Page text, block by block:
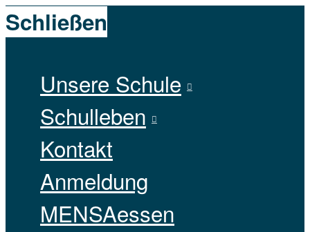
Schließen
Unsere Schule
Schulleben
Kontakt
Anmeldung
MENSAessen